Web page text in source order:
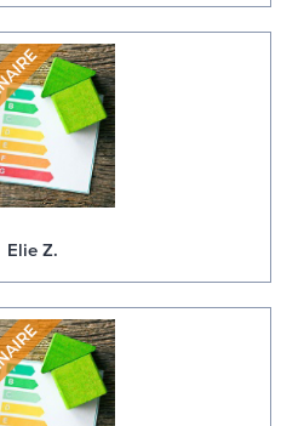
Elie Z.